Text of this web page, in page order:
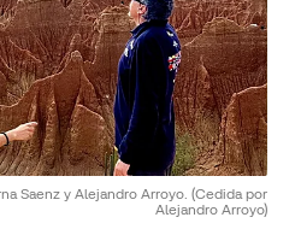
Saenz y Alejandro Arroyo. (Cedida por
Alejandro Arroyo)